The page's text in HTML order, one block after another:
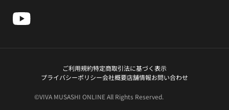
ご利用規約特定商取引法に基づく表示
プライバシーポリシー会社概要店舗情報お問い合わせ
©VIVA MUSASHI ONLINE All Rights Reserved.